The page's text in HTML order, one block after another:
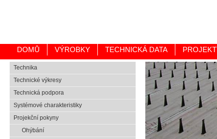
DOMŮ VÝROBKY TECHNICKÁ DATA
Technika
Technické výkresy
Technická podpora
Systémové charakteristiky
Projekční pokyny
Ohýbání